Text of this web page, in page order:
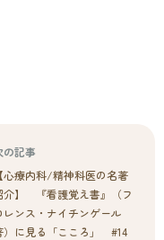
の記事
【心療内科/精神科医の名著
介】 『看護覚え書』（フ
レンス・ナイチンゲール
）に見る「こころ」 #14